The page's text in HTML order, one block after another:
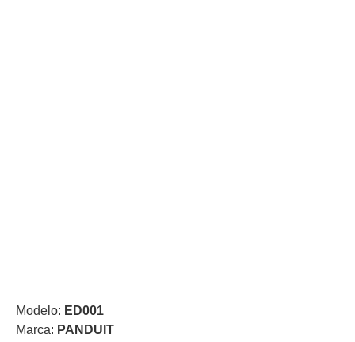
o
RefaccionesProbadores
Modelo: ED001
Marca: PANDUIT